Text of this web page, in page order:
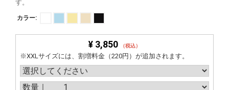
す。
カラー:
¥ 3,850 （税込）
※XXLサイズには、割増料金（220円）が追加されます。